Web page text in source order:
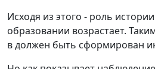
Исходя из этого - роль
образовании возрастает.
в должен быть сформирован